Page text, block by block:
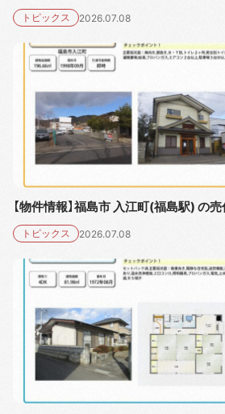
トピックス 2026.07.08
【物件情報】福島市 入江町(福島駅) の
トピックス 2026.07.08